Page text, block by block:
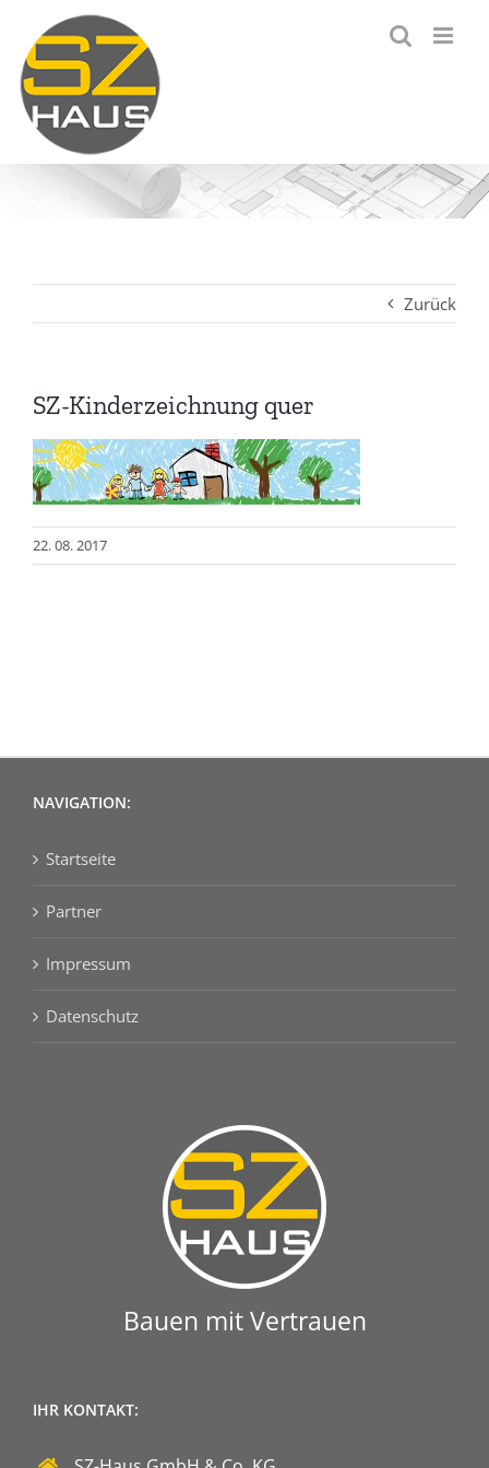
Inhalt
springen
Zurück
SZ-Kinderzeichnung quer
22. 08. 2017
NAVIGATION:
Startseite
Partner
Impressum
Datenschutz
Bauen mit Vertrauen
IHR KONTAKT: